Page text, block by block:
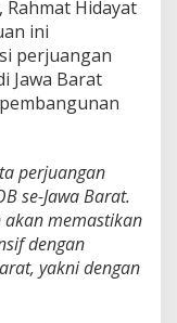
Rahmat Hidayat
ini
perjuangan
Jawa Barat
perjuangan
se-Jawa Barat.
memastikan
dengan
yakni dengan